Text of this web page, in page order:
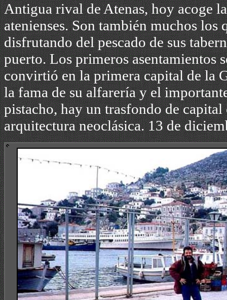
Antigua rival de Atenas, hoy acoge
atenienses. Son también muchos los
disfrutando del pescado de sus
puerto. Los primeros asentamientos
convirtió en la primera capital de la
la fama de su alfarería y el
pistacho, hay un trasfondo de
arquitectura neoclásica. 13 de